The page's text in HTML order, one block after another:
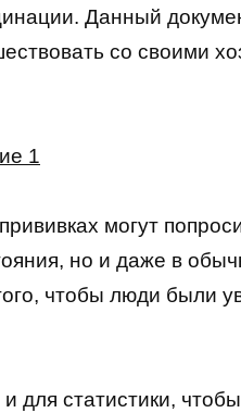
Данный
со своими
могут
но и даже в
чтобы люди были
для статистики,